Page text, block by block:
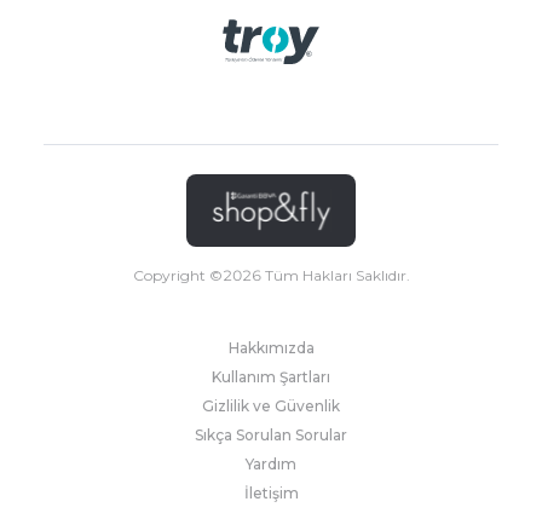
Copyright ©2026Tüm Hakları Saklıdır.
Hakkımızda
Kullanım Şartları
Gizlilik ve Güvenlik
Sıkça Sorulan Sorular
Yardım
İletişim